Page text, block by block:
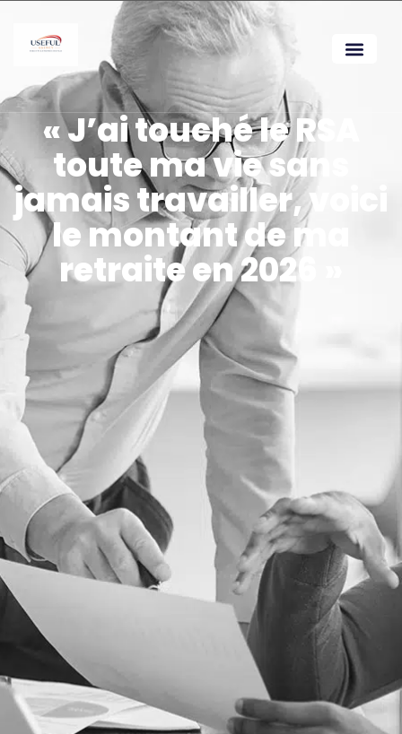
« J’ai touché le RSA
toute ma vie sans
jamais travailler, voici
le montant de ma
retraite en 2026 »